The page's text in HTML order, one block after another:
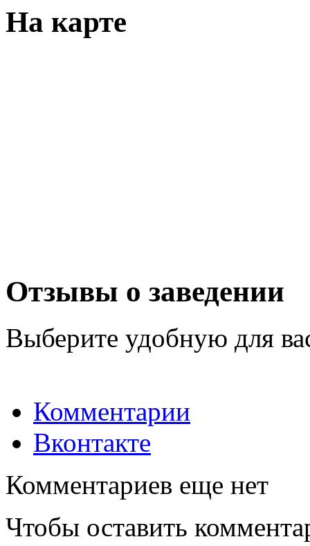
На карте
Отзывы о заведении
Выберите удобную для
Комментарии
Вконтакте
Комментариев еще нет
Чтобы оставить